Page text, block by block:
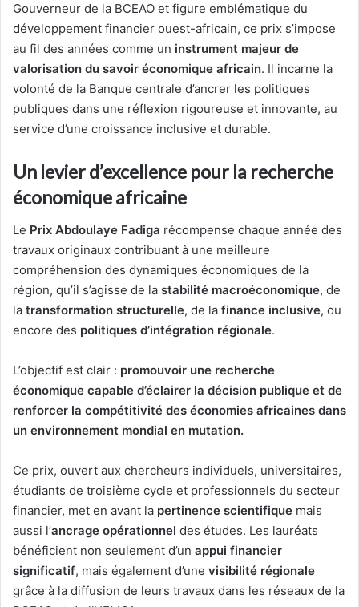
Gouverneur de la BCEAO et figure emblématique du
développement financier ouest-africain, ce prix s’impose
au fil des années comme un instrument majeur de
valorisation du savoir économique africain. Il incarne la
volonté de la Banque centrale d’ancrer les politiques
publiques dans une réflexion rigoureuse et innovante, au
service d’une croissance inclusive et durable.
Un levier d’excellence pour la recherche
économique africaine
Le Prix Abdoulaye Fadiga récompense chaque année des
travaux originaux contribuant à une meilleure
compréhension des dynamiques économiques de la
région, qu’il s’agisse de la stabilité macroéconomique, de
la transformation structurelle, de la finance inclusive, ou
encore des politiques d’intégration régionale.
L’objectif est clair : promouvoir une recherche
économique capable d’éclairer la décision publique et de
renforcer la compétitivité des économies africaines dans
un environnement mondial en mutation.
Ce prix, ouvert aux chercheurs individuels, universitaires,
étudiants de troisième cycle et professionnels du secteur
financier, met en avant la pertinence scientifique mais
aussi l’ancrage opérationnel des études. Les lauréats
bénéficient non seulement d’un appui financier
significatif, mais également d’une visibilité régionale
grâce à la diffusion de leurs travaux dans les réseaux de la